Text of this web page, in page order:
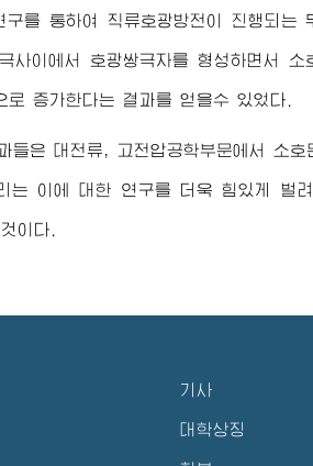
를 통하여 직류호광방전이 진행되는
사이에서 호광쌍극자를 형성하면서 소
증가한다는 결과를 얻을수 있었다.
은 대전류, 고전압공학부문에서 소호
는 이에 대한 연구를 더욱 힘있게 벌려
이다.
기사
대학상징